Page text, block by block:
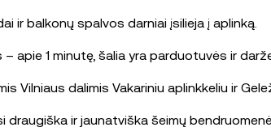
ir balkonų spalvos darniai įsilieja į aplinką.
apie 1 minutę, šalia yra parduotuvės ir
Vilniaus dalimis Vakariniu aplinkkeliu ir
draugiška ir jaunatviška šeimų